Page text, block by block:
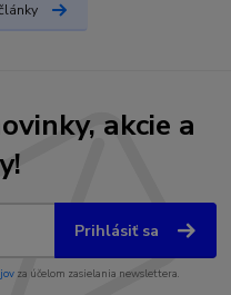
akcie a
Prihlásiť sa
za účelom zasielania newslettera.